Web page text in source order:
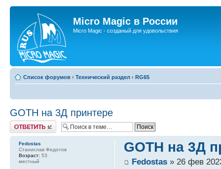
Micro Magic в России
Micro Magic - созданый для удовольствия
Список форумов ‹ Технический раздел ‹ RG65
GOTH на 3Д принтере
Ответить
GOTH на 3Д
Fedostas» 26 фев
Fedostas
Станислав Федотов
Возраст: 53
местный